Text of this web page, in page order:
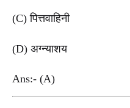
(C) पित्तवाहिनी
(D) अग्न्याशय
Ans:- (A)